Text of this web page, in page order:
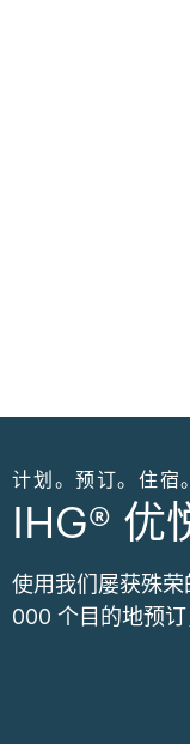
计划。预订。住宿
IHG®
使用我们屡获殊
000 个目的地预